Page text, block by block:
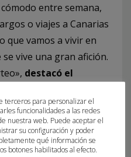
entre semana,
o viajes a Canarias
que vamos a vivir en
vive una gran afición.
destacó el
Oro Femenina
a su favor en
únicoque se disputará
terceros para personalizar el
funcionalidades a las redes
nuestra web. Puede aceptar el
su configuración y poder
qué información se
botones habilitados al efecto.